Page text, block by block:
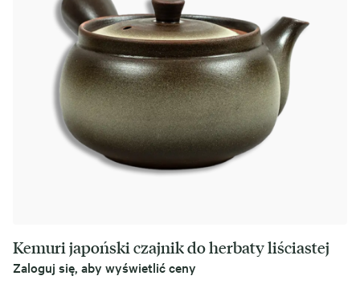
Kemuri japoński czajnik do herbaty liściastej
Zaloguj się, aby wyświetlić ceny